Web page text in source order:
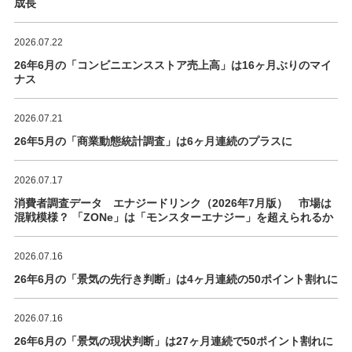
成長
2026.07.22
26年6月の「コンビニエンスストア売上高」は16ヶ月ぶりのマイ
ナス
2026.07.21
26年5月の「商業動態統計調査」は6ヶ月連続のプラスに
2026.07.17
消費者調査データ エナジードリンク（2026年7月版） 市場は
混戦模様？ 「ZONe」は「モンスターエナジー」を超えられるか
2026.07.16
26年6月の「景気の先行き判断」は4ヶ月連続の50ポイント割れに
2026.07.16
26年6月の「景気の現状判断」は27ヶ月連続で50ポイント割れに